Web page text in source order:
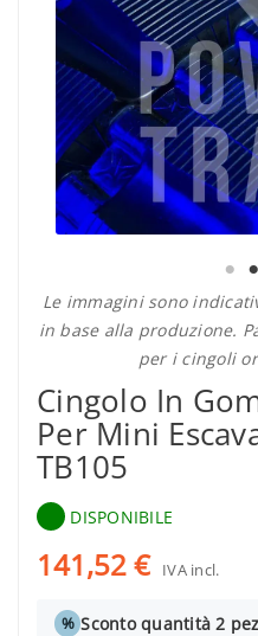
Le immagini sono
in base alla produzione.
per i cingoli
Cingolo In
Per Mini
TB105
DISPONIBILE
141,52 € IVA incl.
% Sconto quantità 2